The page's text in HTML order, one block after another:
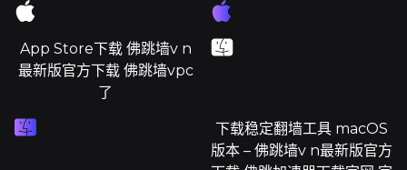
App Store下载 佛跳墙v n
最新版官方下载 佛跳墙vpc
了
下载稳定翻墙工具 macOS
版本 – 佛跳墙v n最新版官方